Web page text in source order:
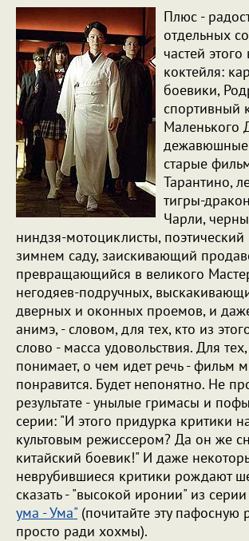
Плюс -
отдельных
частей этого
коктейля:
боевики,
спортивный
Маленького
дежавюшные
старые
Тарантино,
тигры-
Чарли,
ниндзя-мотоциклисты,
зимнем саду, заискивающий
превращающийся в великого
негодяев-подручных,
дверных и оконных проемов, и
анимэ, - словом, для тех, кто из
слово - масса удовольствия. Для
понимает, о чем идет речь - фильм
понравится. Будет непонятно. Не
результате - унылые гримасы и
серии: "И этого придурка критики
культовым режиссером? Да он же
китайский боевик!" И даже
неврубившиеся критики рождают
сказать - "высокой иронии" из серии
ума - Ума" (почитайте эту пафосную
просто ради хохмы).